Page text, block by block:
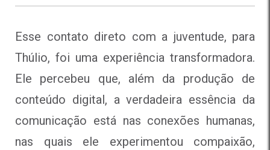
Esse contato direto com a juventude, para
Thúlio, foi uma experiência transformadora.
Ele percebeu que, além da produção de
conteúdo digital, a verdadeira essência da
comunicação está nas conexões humanas,
nas quais ele experimentou compaixão,